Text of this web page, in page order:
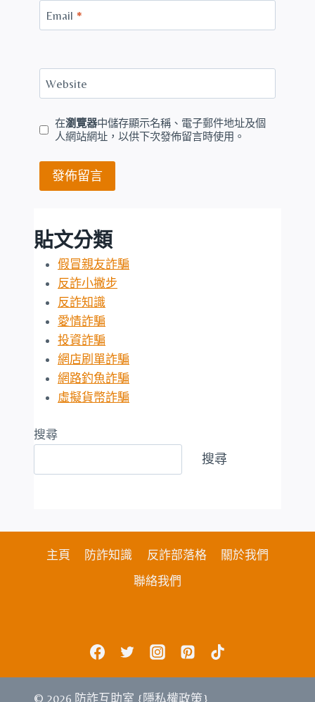
Email *
Website
在瀏覽器中儲存顯示名稱、電子郵件地址及個
人網站網址，以供下次發佈留言時使用。
貼文分類
假冒親友詐騙
反詐小撇步
反詐知識
愛情詐騙
投資詐騙
網店刷單詐騙
網路釣魚詐騙
虛擬貨幣詐騙
搜尋
搜尋
主頁 防詐知識 反詐部落格
關於我們
聯絡我們
© 2026 防詐互助室 { 隱私權政策}